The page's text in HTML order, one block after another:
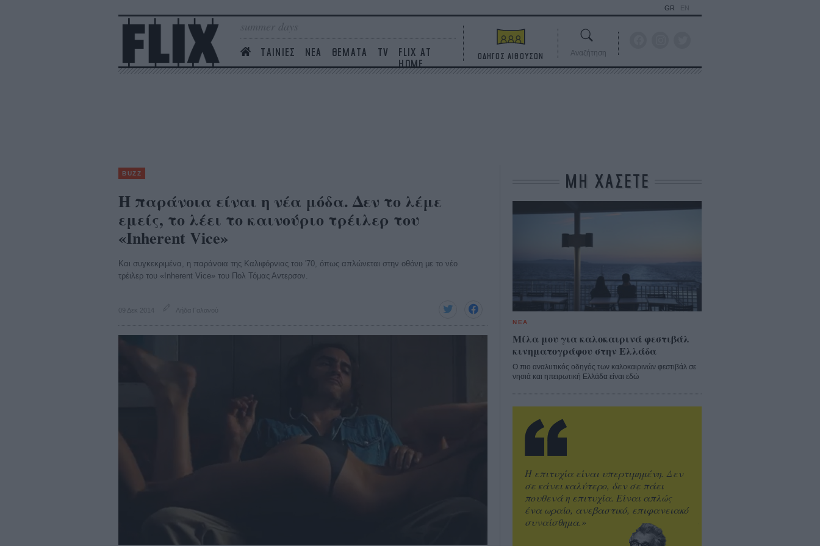
summer days
ΤΑΙΝΙΕΣ ΝΕΑ ΘΕΜΑΤΑ TV
FLIX AT
HOME
GR EN
ΟΔΗΓΟΣ ΑΙΘΟΥΣΩΝ Αναζήτηση
BUZZ
Η παράνοια είναι η νέα μόδα. Δεν το λέμε
εμείς, το λέει το καινούριο τρέιλερ του
«Inherent Vice»
Και συγκεκριμένα, η παράνοια της Καλιφόρνιας του '70, όπως απλώνεται στην οθόνη με το νέο
τρέιλερ του «Inherent Vice» του Πολ Τόμας Αντερσον.
09 Δεκ 2014 Λήδα Γαλανού
ΜΗ ΧΑΣΕΤΕ
ΝΕΑ
Μίλα μου για καλοκαιρινά φεστιβάλ
κινηματογράφου στην Ελλάδα
Ο πιο αναλυτικός οδηγός των καλοκαιρινών φεστιβάλ σε
νησιά και ηπειρωτική Ελλάδα είναι εδώ
Η επιτυχία είναι υπερτιμημένη. Δεν
σε κάνει καλύτερο, δεν σε πάει
πουθενά η επιτυχία. Είναι απλώς
ένα ωραίο, ανεβαστικό, επιφανειακό
συναίσθημα.»